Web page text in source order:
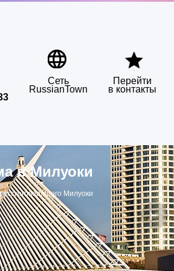
Сеть
RussianTown
Перейти
в контакты
в Милуоки
Милуоки
▶